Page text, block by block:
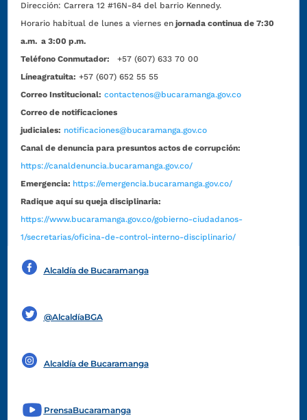
Dirección:Carrera 12 #16N-84 del barrio Kennedy.
Horario habitual de lunes a viernes en jornada continua de 7:30
a.m. a 3:00 p.m.
Teléfono Conmutador:
+57 (607) 633 70 00
Líneagratuita: +57 (607) 652 55 55
Correo Institucional: contactenos@bucaramanga.gov.co
Correo de notificaciones
judiciales: notificaciones@bucaramanga.gov.co
Canal de denuncia para presuntos actos de corrupción:
https://canaldenuncia.bucaramanga.gov.co/
Emergencia: https://emergencia.bucaramanga.gov.co/
Radique aquí su queja disciplinaria:
https://www.bucaramanga.gov.co/gobierno-ciudadanos-
1/secretarias/oficina-de-control-interno-disciplinario/
Alcaldía de Bucaramanga
@AlcaldíaBGA
Alcaldía de Bucaramanga
PrensaBucaramanga